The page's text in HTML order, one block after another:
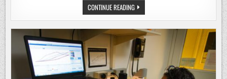
CONTINUE READINGBERGHÜTTEN
RÜSTEN
WEGEN
KLIMAWANDELS
AUF
TROCKENKLOS
UM